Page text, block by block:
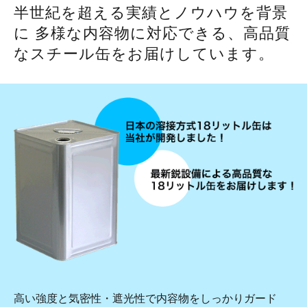
半世紀を超える実績とノウハウを背景
に 多様な内容物に対応できる、高品質
なスチール缶をお届けしています。
高い強度と気密性・遮光性で内容物をしっかりガード